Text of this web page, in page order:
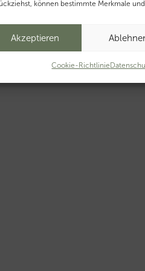
können bestimmte Merkmale
Akzeptieren
Cookie-Richtlinie